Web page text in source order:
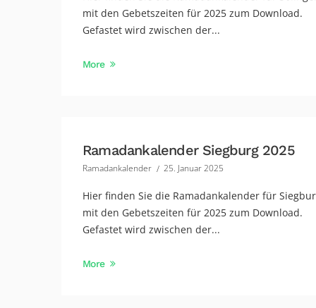
mit den Gebetszeiten für 2025 zum Download.
Gefastet wird zwischen der...
More
Ramadankalender Siegburg 2025
Ramadankalender 25. Januar 2025
Hier finden Sie die Ramadankalender für
mit den Gebetszeiten für 2025 zum Download.
Gefastet wird zwischen der...
More